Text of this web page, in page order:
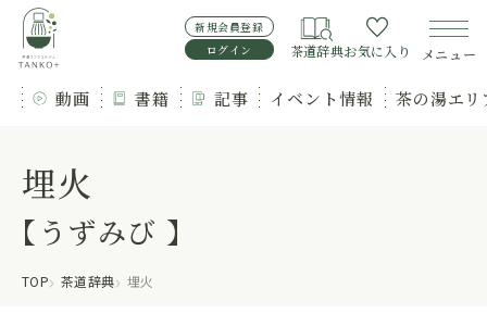
新規会員登録
ログイン
茶道辞典お気に入り メニュー
動画 書籍 記事 イベント情報 茶の湯エ
埋火
【うずみび 】
TOP 茶道辞典 埋火